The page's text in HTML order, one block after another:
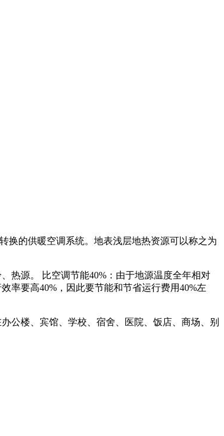
换的供暖空调系统。地表浅层地热资源可以称之为
热源。 比空调节能40%：由于地源温度全年相对
率要高40%，因此要节能和节省运行费用40%左
楼、宾馆、学校、宿舍、医院、饭店、商场、别